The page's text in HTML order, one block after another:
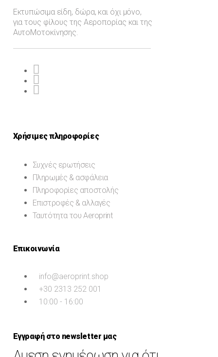
Εκτυπώσιμα είδη, δώρα, και όχι μόνο,
για τους φίλους της Αεροπορίας και της
ΑυτοΜοτοκίνησης.
Χρήσιμες πληροφορίες
Συχνές ερωτήσεις
Πληρωμές & ασφάλεια
Πληροφορίες αποστολής
Επιστροφές & αλλαγές
Ταυτότητα του Aeroprint
Επικοινωνία
info@aeroprint.shop
+30 2313 252 001
10:00 - 16:00
Εγγραφή στο newsletter μας